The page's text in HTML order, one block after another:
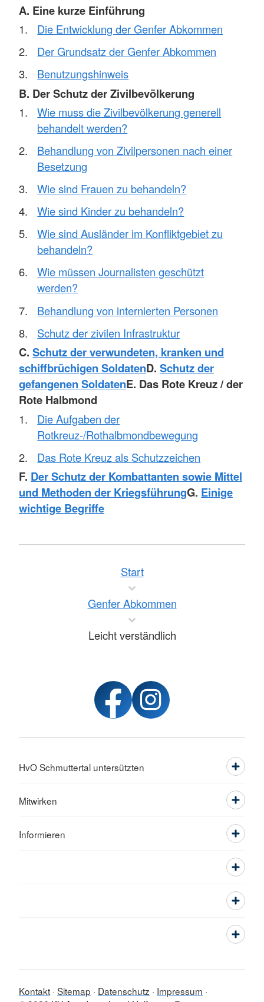
A. Eine kurze Einführung
Die Entwicklung der Genfer Abkommen
Der Grundsatz der Genfer Abkommen
Benutzungshinweis
B. Der Schutz der Zivilbevölkerung
Wie muss die Zivilbevölkerung generell
behandelt werden?
Behandlung von Zivilpersonen nach einer
Besetzung
Wie sind Frauen zu behandeln?
Wie sind Kinder zu behandeln?
Wie sind Ausländer im Konfliktgebiet zu
behandeln?
Wie müssen Journalisten geschützt
werden?
Behandlung von internierten Personen
Schutz der zivilen Infrastruktur
C. Schutz der verwundeten, kranken und
schiffbrüchigen SoldatenD. Schutz der
gefangenen SoldatenE. Das Rote Kreuz / der
Rote Halbmond
Die Aufgaben der
Rotkreuz-/Rothalbmondbewegung
Das Rote Kreuz als Schutzzeichen
F. Der Schutz der Kombattanten sowie Mittel
und Methoden der KriegsführungG. Einige
wichtige Begriffe
Start
Genfer Abkommen
Leicht verständlich
HvO Schmuttertal untersützten
Mitwirken
Informieren
Kontakt Sitemap Datenschutz
Impressum